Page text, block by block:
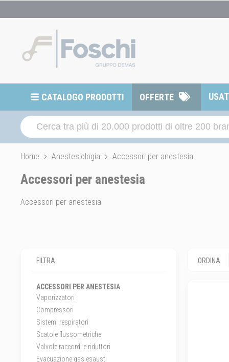
CATALOGO PRODOTTI OFFERTE
Home Anestesiologia Accessori per anestesia
Accessori per anestesia
Accessori per anestesia
FILTRA
ACCESSORI PER ANESTESIA
Vaporizzatori
Compressori
Sistemi respiratori
Scatole flussometriche
Valvole raccordi e riduttori
Evacuazione gas esausti
ORDINA